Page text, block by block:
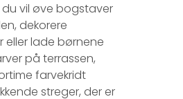
vil øve bogstaver
dekorere
eller lade børnene
på terrassen,
farvekridt
streger, der er